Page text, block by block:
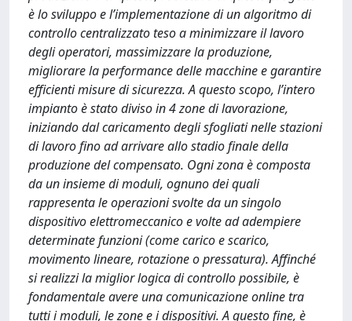
è lo sviluppo e l’implementazione di un algoritmo di
controllo centralizzato teso a minimizzare il lavoro
degli operatori, massimizzare la produzione,
migliorare la performance delle macchine e garantire
efficienti misure di sicurezza. A questo scopo, l’intero
impianto è stato diviso in 4 zone di lavorazione,
iniziando dal caricamento degli sfogliati nelle stazioni
di lavoro fino ad arrivare allo stadio finale della
produzione del compensato. Ogni zona è composta
da un insieme di moduli, ognuno dei quali
rappresenta le operazioni svolte da un singolo
dispositivo elettromeccanico e volte ad adempiere
determinate funzioni (come carico e scarico,
movimento lineare, rotazione o pressatura). Affinché
si realizzi la miglior logica di controllo possibile, è
fondamentale avere una comunicazione online tra
tutti i moduli, le zone e i dispositivi. A questo fine, è